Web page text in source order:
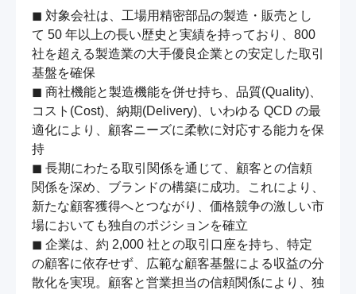
◼ 対象会社は、工場用精密部品の製造・販売とし
て 50 年以上の長い歴史と実績を持っており、800
社を超える製造業の大手優良企業との安定した取引
基盤を確保
◼ 商社機能と製造機能を併せ持ち、品質(Quality)、
コスト(Cost)、納期(Delivery)、いわゆる QCD の最
適化により、顧客ニーズに柔軟に対応する能力を保
持
◼ 長期にわたる取引関係を通じて、顧客との信頼
関係を深め、ブランドの構築に成功。これにより、
新たな顧客獲得へとつながり、価格競争の激しい市
場においても独自のポジションを確立
◼ 企業は、約 2,000 社との取引口座を持ち、特定
の顧客に依存せず、広範な顧客基盤による収益の分
散化を実現。顧客と営業担当の信頼関係により、独